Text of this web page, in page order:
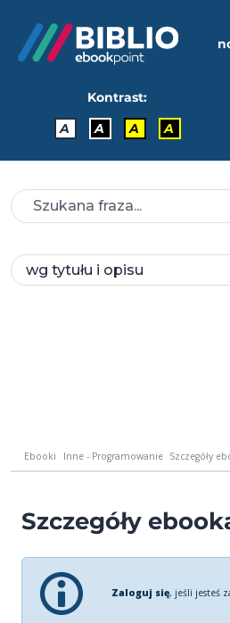
Kontrast:
A
A A A
Ebooki Inne - Programowanie Szczegóły
Szczegóły
Zaloguj się, jeśli jesteś